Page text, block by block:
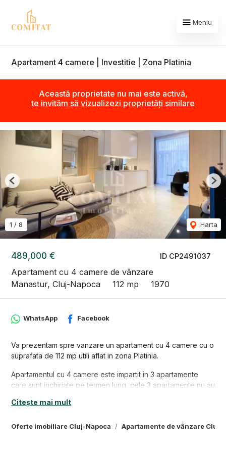
Meniu
Apartament 4 camere | Investitie | Zona Platinia
Această proprietate nu mai este activă,
te invităm să vizualizezi proprietăți similare
ID CP2491037
489,000 €
Apartament cu 4 camere de vânzare
Manastur, Cluj-Napoca
112 mp 1970
1 / 8 Harta
Previous
Oferte imobiliare Cluj-Napoca Apartamente de vânzare Cluj-
WhatsApp Facebook
Va prezentam spre vanzare un apartament cu 4 camere cu o
suprafata de 112 mp utili aflat in zona Platinia.
Apartamentul cu 4 camere este impartit in 3 apartamente
care sunt inchiriate pe termen lung, cele 3 apartamente nu au
110mp, acesta se poate transforma in 2 apartamente.
Citește mai mult